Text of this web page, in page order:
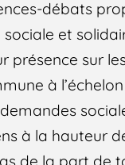
débats
sociale et
présence sur
à
à la hauteur
de la part de